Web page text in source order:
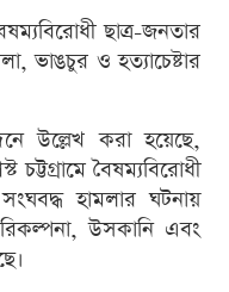
ছাত্র-জনতার
ভাঙচুর ও হত্যাচেষ্টার
উল্লেখ করা হয়েছে,
বৈষম্যবিরোধী
সংঘবদ্ধ হামলার ঘটনায়
উসকানি এবং